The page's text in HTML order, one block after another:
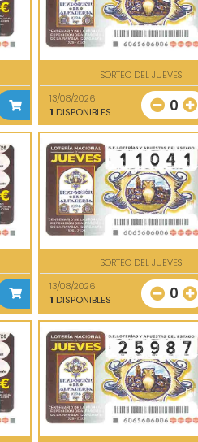
SORTEO DEL JUEVES
13/08/2026
1 DISPONIBLES 0
SORTEO DEL JUEVES
13/08/2026
1 DISPONIBLES 0